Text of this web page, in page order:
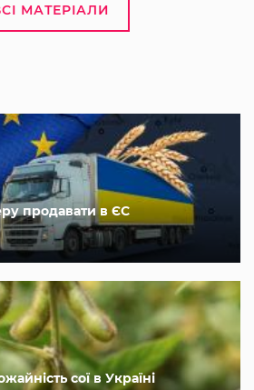
МАТЕРІАЛИ
продавати в ЄС
сої в Україні